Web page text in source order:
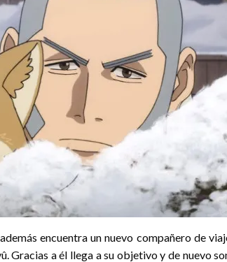
encuentra un nuevo compañero de
Gracias a él llega a su objetivo y de nuevo